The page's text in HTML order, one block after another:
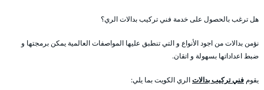
هل ترغب بالحصول على خدمة فني تركيب بدالات الري؟
نؤمن بدالات من اجود الأنواع و التي تنطبق عليها المواصفات العالمية يمكن برمجتها و
ضبط اعداداتها بسهولة و اتقان.
يقوم فني تركيب بدالاتالري الكويت بما يلي: